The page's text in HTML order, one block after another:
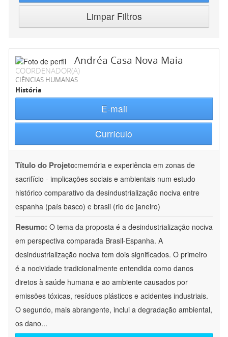
Limpar Filtros
Andréa Casa Nova Maia
COORDENADOR(A)
CIÊNCIAS HUMANAS
História
E-mail
Currículo
Título do Projeto:memória e experiência em zonas de
sacrifício - implicações sociais e ambientais num estudo
histórico comparativo da desindustrialização nociva entre
espanha (país basco) e brasil (rio de janeiro)
Resumo: O tema da proposta é a desindustrialização nociva
em perspectiva comparada Brasil-Espanha. A
desindustrialização nociva tem dois significados. O primeiro
é a nocividade tradicionalmente entendida como danos
diretos à saúde humana e ao ambiente causados por
emissões tóxicas, resíduos plásticos e acidentes industriais.
O segundo, mais abrangente, inclui a degradação ambiental,
os dano...